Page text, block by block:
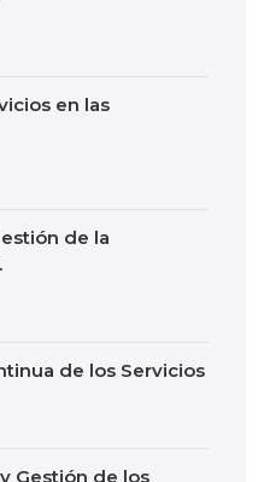
en las
de la
de los Servicios
Gestión de los